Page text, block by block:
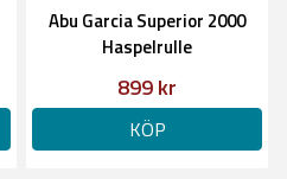
Abu Garcia Superior 2000
Haspelrulle
899 kr
KÖP